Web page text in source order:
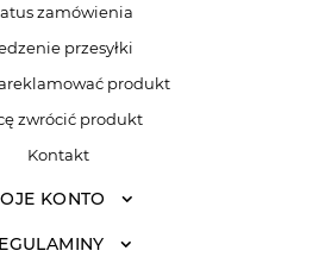
zamówienia
przesyłki
produkt
zwrócić produkt
Kontakt
KONTO